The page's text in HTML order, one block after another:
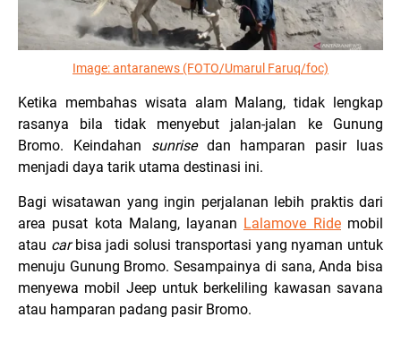
Image:antaranews (FOTO/Umarul Faruq/foc)
Ketika membahas wisata alam Malang, tidak lengkap
rasanya bila tidak menyebut jalan-jalan ke Gunung
Bromo. Keindahan sunrisedan hamparan pasir luas
menjadi daya tarik utama destinasi ini.
Bagi wisatawan yang ingin perjalanan lebih praktis dari
area pusat kota Malang, layanan Lalamove Ridemobil
atau car bisa jadi solusi transportasi yang nyaman untuk
menuju Gunung Bromo. Sesampainya di sana, Anda bisa
menyewa mobil Jeep untuk berkeliling kawasan savana
atau hamparan padang pasir Bromo.